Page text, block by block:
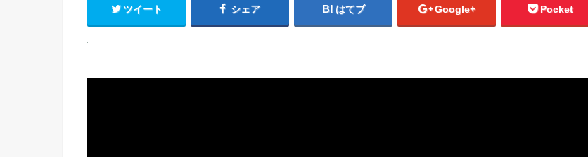
ツイート シェア はてブ Google+ Pocket